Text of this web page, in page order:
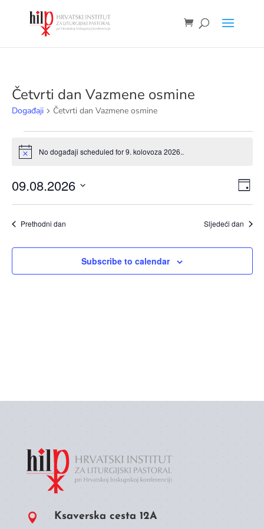
Četvrti dan Vazmene osmine
Događaji Četvrti dan Vazmene osmine
for
kolovoza
Notice No događaji scheduled for 9. kolovoza 2026..
Dan
09.08.2026
Odaberite
datum.
Prethodni dan Sljedeći dan
Subscribe to calendar
 Ksaverska cesta 12A